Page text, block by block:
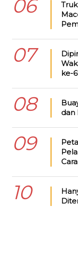
06
07
ke-
08
dan
09
10